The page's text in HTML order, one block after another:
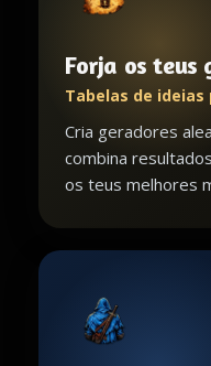
Forja os teus
Tabelas de
Cria geradores
combina
os teus melhores